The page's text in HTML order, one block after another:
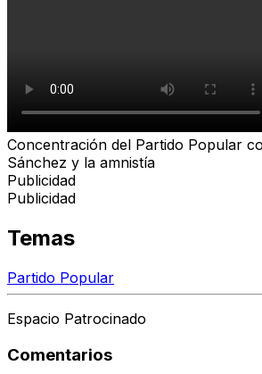
Concentración del Partido Popular
Sánchez y la amnistía
Publicidad
Publicidad
Temas
Partido Popular
Espacio Patrocinado
Comentarios